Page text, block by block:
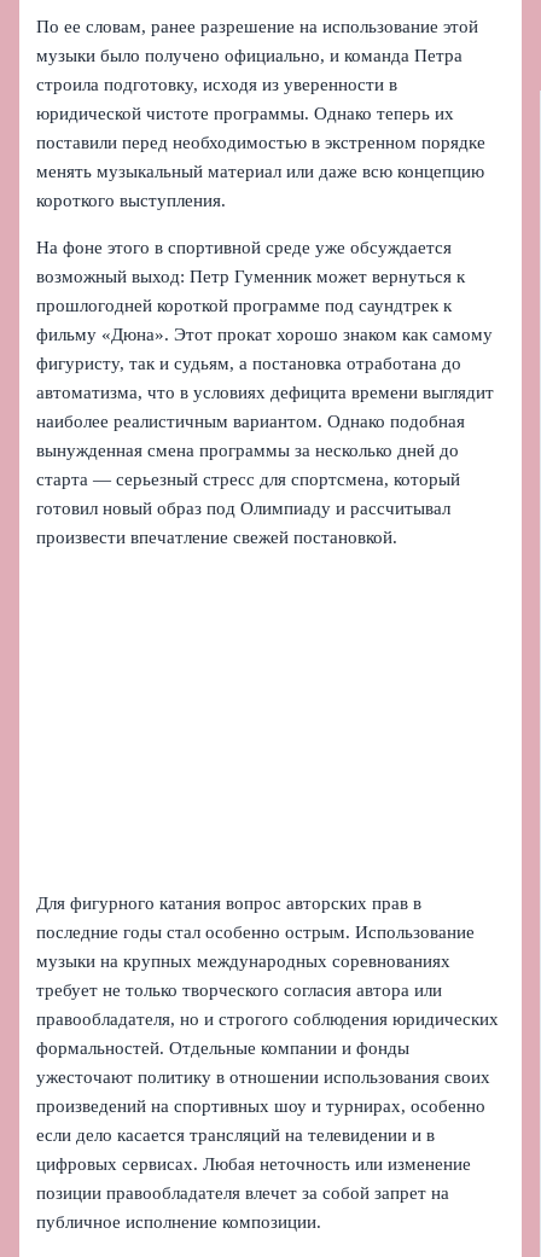
По ее словам, ранее разрешение на использование этой
музыки было получено официально, и команда Петра
строила подготовку, исходя из уверенности в
юридической чистоте программы. Однако теперь их
поставили перед необходимостью в экстренном порядке
менять музыкальный материал или даже всю концепцию
короткого выступления.
На фоне этого в спортивной среде уже обсуждается
возможный выход: Петр Гуменник может вернуться к
прошлогодней короткой программе под саундтрек к
фильму «Дюна». Этот прокат хорошо знаком как самому
фигуристу, так и судьям, а постановка отработана до
автоматизма, что в условиях дефицита времени выглядит
наиболее реалистичным вариантом. Однако подобная
вынужденная смена программы за несколько дней до
старта — серьезный стресс для спортсмена, который
готовил новый образ под Олимпиаду и рассчитывал
произвести впечатление свежей постановкой.
Для фигурного катания вопрос авторских прав в
последние годы стал особенно острым. Использование
музыки на крупных международных соревнованиях
требует не только творческого согласия автора или
правообладателя, но и строгого соблюдения юридических
формальностей. Отдельные компании и фонды
ужесточают политику в отношении использования своих
произведений на спортивных шоу и турнирах, особенно
если дело касается трансляций на телевидении и в
цифровых сервисах. Любая неточность или изменение
позиции правообладателя влечет за собой запрет на
публичное исполнение композиции.